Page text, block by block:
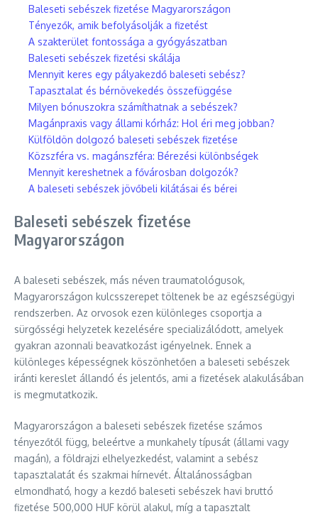
Baleseti sebészek fizetése Magyarországon
Tényezők, amik befolyásolják a fizetést
A szakterület fontossága a gyógyászatban
Baleseti sebészek fizetési skálája
Mennyit keres egy pályakezdő baleseti sebész?
Tapasztalat és bérnövekedés összefüggése
Milyen bónuszokra számíthatnak a sebészek?
Magánpraxis vagy állami kórház: Hol éri meg jobban?
Külföldön dolgozó baleseti sebészek fizetése
Közszféra vs. magánszféra: Bérezési különbségek
Mennyit kereshetnek a fővárosban dolgozók?
A baleseti sebészek jövőbeli kilátásai és bérei
Baleseti sebészek fizetése
Magyarországon
A baleseti sebészek, más néven traumatológusok,
Magyarországon kulcsszerepet töltenek be az egészségügyi
rendszerben. Az orvosok ezen különleges csoportja a
sürgősségi helyzetek kezelésére specializálódott, amelyek
gyakran azonnali beavatkozást igényelnek. Ennek a
különleges képességnek köszönhetően a baleseti sebészek
iránti kereslet állandó és jelentős, ami a fizetések alakulásában
is megmutatkozik.
Magyarországon a baleseti sebészek fizetése számos
tényezőtől függ, beleértve a munkahely típusát (állami vagy
magán), a földrajzi elhelyezkedést, valamint a sebész
tapasztalatát és szakmai hírnevét. Általánosságban
elmondható, hogy a kezdő baleseti sebészek havi bruttó
fizetése 500,000 HUF körül alakul, míg a tapasztalt